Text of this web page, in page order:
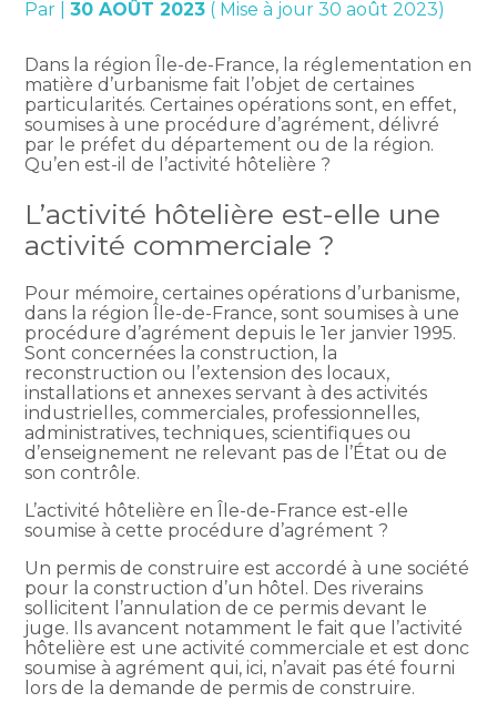
Par |30 AOÛT 2023 ( Mise à jour 30 août 2023)
Dans la région Île-de-France, la réglementation en
matière d’urbanisme fait l’objet de certaines
particularités. Certaines opérations sont, en effet,
soumises à une procédure d’agrément, délivré
par le préfet du département ou de la région.
Qu’en est-il de l’activité hôtelière ?
L’activité hôtelière est-elle une
activité commerciale ?
Pour mémoire, certaines opérations d’urbanisme,
dans la région Île-de-France, sont soumises à une
procédure d’agrément depuis le 1er janvier 1995.
Sont concernées la construction, la
reconstruction ou l’extension des locaux,
installations et annexes servant à des activités
industrielles, commerciales, professionnelles,
administratives, techniques, scientifiques ou
d’enseignement ne relevant pas de l’État ou de
son contrôle.
L’activité hôtelière en Île-de-France est-elle
soumise à cette procédure d’agrément ?
Un permis de construire est accordé à une société
pour la construction d’un hôtel. Des riverains
sollicitent l’annulation de ce permis devant le
juge. Ils avancent notamment le fait que l’activité
hôtelière est une activité commerciale et est donc
soumise à agrément qui, ici, n’avait pas été fourni
lors de la demande de permis de construire.